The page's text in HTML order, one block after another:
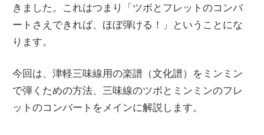
きました。これはつまり「ツボとフレットのコンバ
ートさえできれば、ほぼ弾ける！」ということにな
ります。
今回は、津軽三味線用の楽譜（文化譜）をミンミン
で弾くための方法、三味線のツボとミンミンのフレ
ットのコンバートをメインに解説します。